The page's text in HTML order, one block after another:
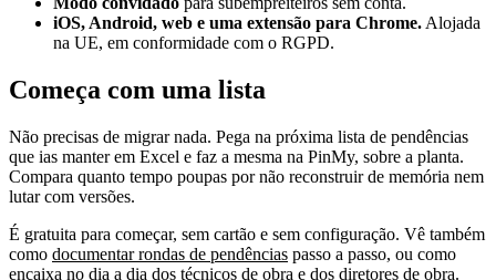
iOS, Android, web e uma extensão para Chrome. Alojada
na UE, em conformidade com o RGPD.
Começa com uma lista
Não precisas de migrar nada. Pega na próxima lista de pendências
que ias manter em Excel e faz a mesma na PinMy, sobre a planta.
Compara quanto tempo poupas por não reconstruir de memória nem
lutar com versões.
É gratuita para começar, sem cartão e sem configuração. Vê também
como documentar rondas de pendências passo a passo, ou como
encaixa no dia a dia dos técnicos de obra e dos diretores de obra.